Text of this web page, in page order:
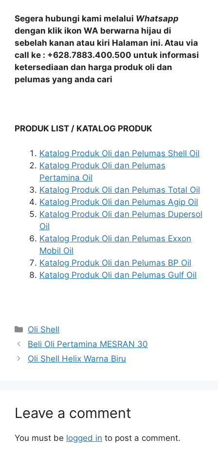
Segera hubungi kami melalui Whatsapp
dengan klik ikon WA berwarna hijau di
sebelah kanan atau kiri Halaman ini. Atau via
call ke : +628.7883.400.500 untuk informasi
ketersediaan dan harga produk oli dan
pelumas yang anda cari
PRODUK LIST / KATALOG PRODUK
Katalog Produk Oli dan Pelumas Shell Oil
Katalog Produk Oli dan Pelumas
Pertamina Oil
Katalog Produk Oli dan Pelumas Total Oil
Katalog Produk Oli dan Pelumas Agip Oil
Katalog Produk Oli dan Pelumas Dupersol
Oil
Katalog Produk Oli dan Pelumas Exxon
Mobil Oil
Katalog Produk Oli dan Pelumas BP Oil
Katalog Produk Oli dan Pelumas Gulf Oil
Oli Shell
Beli Oli Pertamina MESRAN 30
Oli Shell Helix Warna Biru
Leave a comment
You must be logged in to post a comment.